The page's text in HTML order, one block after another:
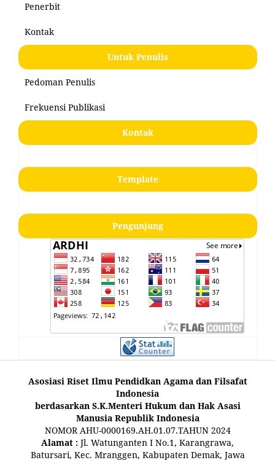
Penerbit
Kontak
Untuk Penulis
Pedoman Penulis
Frekuensi Publikasi
Kontak
Template
Pengunjung
Asosiasi Riset Ilmu Pendidkan Agama dan Filsafat
Indonesia
berdasarkan S.K.Menteri Hukum dan Hak Asasi
Manusia Republik Indonesia
NOMOR AHU-0000169.AH.01.07.TAHUN 2024
Alamat : Jl. Watunganten I No.1, Karangrawa,
Batursari, Kec. Mranggen, Kabupaten Demak, Jawa